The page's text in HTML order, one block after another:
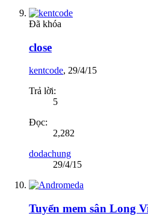
Đã khóa
close
kentcode, 29/4/15
Trả lời:
5
Đọc:
2,282
dodachung
29/4/15
Tuyển mem sân Long